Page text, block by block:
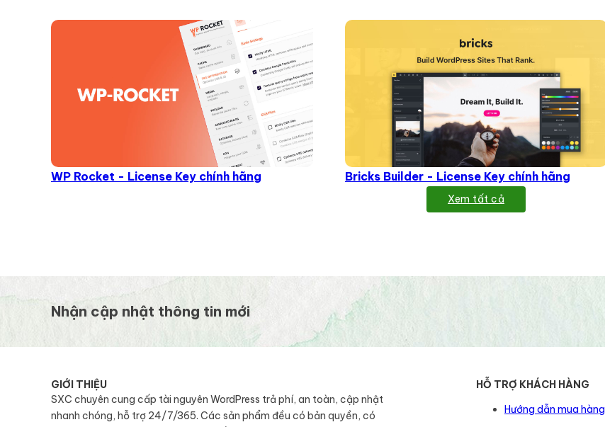
WP Rocket - License Key chính hãng Bricks Builder - License Key chính hãng
Xem tất cả
Nhận cập nhật thông tin mới
GIỚI THIỆU
SXC chuyên cung cấp tài nguyên WordPress trả phí, an toàn, cập nhật
nhanh chóng, hỗ trợ 24/7/365. Các sản phẩm đều có bản quyền, có
HỖ TRỢ KHÁCH HÀNG
Hướng dẫn mua hàng